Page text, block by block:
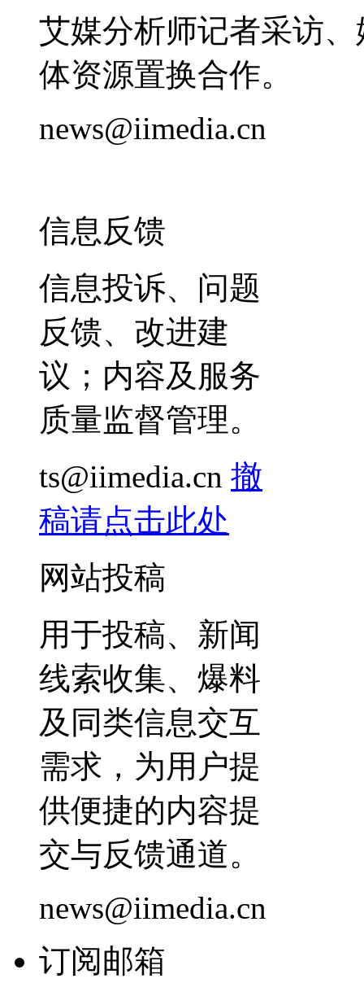
艾媒分析师记者采访
体资源置换合作。
news@iimedia.cn
信息反馈
信息投诉、问题
反馈、改进建
议；内容及服务
质量监督管理。
ts@iimedia.cn 撤
稿请点击此处
网站投稿
用于投稿、新闻
线索收集、爆料
及同类信息交互
需求，为用户提
供便捷的内容提
交与反馈通道。
news@iimedia.cn
订阅邮箱